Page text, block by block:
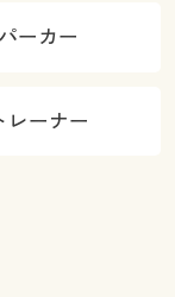
パーカー
レーナー